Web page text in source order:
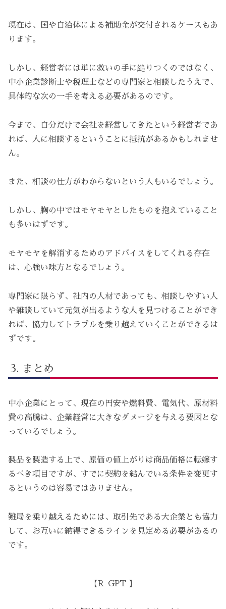
現在は、国や自治体による補助金が交付されるケースもあ
ります。
しかし、経営者には単に救いの手に縋りつくのではなく、
中小企業診断士や税理士などの専門家と相談したうえで、
具体的な次の一手を考える必要があるのです。
今まで、自分だけで会社を経営してきたという経営者であ
れば、人に相談するということに抵抗があるかもしれませ
ん。
また、相談の仕方がわからないという人もいるでしょう。
しかし、胸の中ではモヤモヤとしたものを抱えていること
も多いはずです。
モヤモヤを解消するためのアドバイスをしてくれる存在
は、心強い味方となるでしょう。
専門家に限らず、社内の人材であっても、相談しやすい人
や雑談していて元気が出るような人を見つけることができ
れば、協力してトラブルを乗り越えていくことができるは
ずです。
まとめ
中小企業にとって、現在の円安や燃料費、電気代、原材料
費の高騰は、企業経営に大きなダメージを与える要因とな
っているでしょう。
製品を製造する上で、原価の値上がりは商品価格に転嫁す
るべき項目ですが、すでに契約を結んでいる条件を変更す
るというのは容易ではありません。
難局を乗り越えるためには、取引先である大企業とも協力
して、お互いに納得できるラインを見定める必要があるの
です。
【R-GPT 】